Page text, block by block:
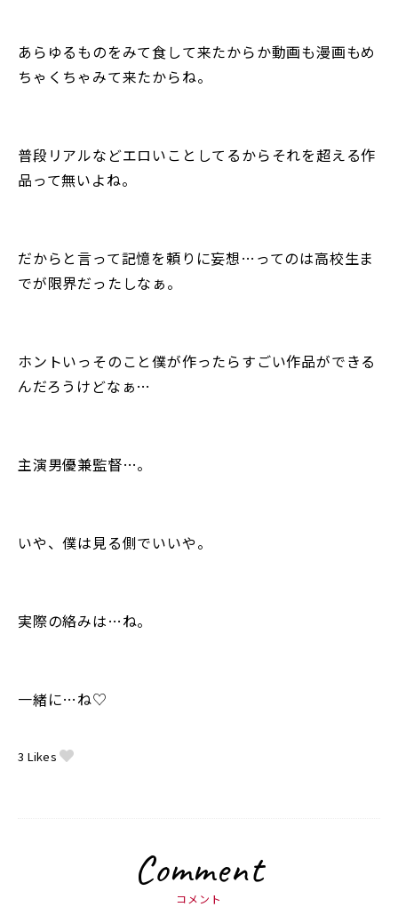
あらゆるものをみて食して来たからか動画も漫画もめ
ちゃくちゃみて来たからね。
普段リアルなどエロいことしてるからそれを超える作
品って無いよね。
だからと言って記憶を頼りに妄想…ってのは高校生ま
でが限界だったしなぁ。
ホントいっそのこと僕が作ったらすごい作品ができる
んだろうけどなぁ…
主演男優兼監督…。
いや、僕は見る側でいいや。
実際の絡みは…ね。
一緒に…ね♡
3 Likes
Comment
コメント